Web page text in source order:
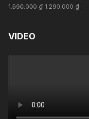
Rated 5.00
out of 5
1.690.000₫ 1.290.000₫
VIDEO